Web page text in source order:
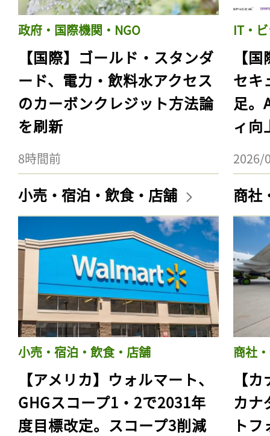
政府・国際機関・NGO
【国際】ゴールド・スタンダ
ード、電力・飲料水アクセス
のカーボンクレジット方法論
を刷新
8時間前
IT・
【
セキ
足。
ィ向
2026/
小売・宿泊・飲食・店舗
小売・宿泊・飲食・店舗
【アメリカ】ウォルマート、
GHGスコープ1・2で2031年
度目標改定。スコープ3削減
商社
商社
【
カナ
ト